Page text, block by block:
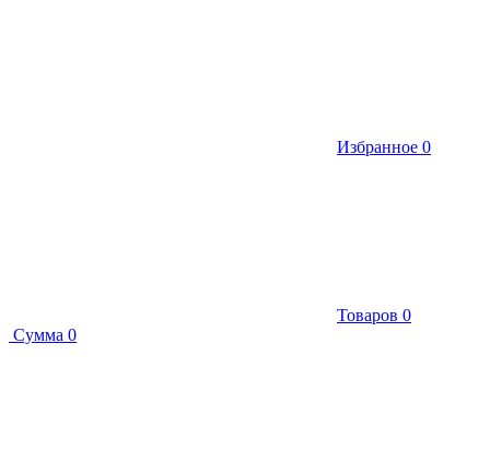
Избранное 0
Товаров 0
Сумма 0